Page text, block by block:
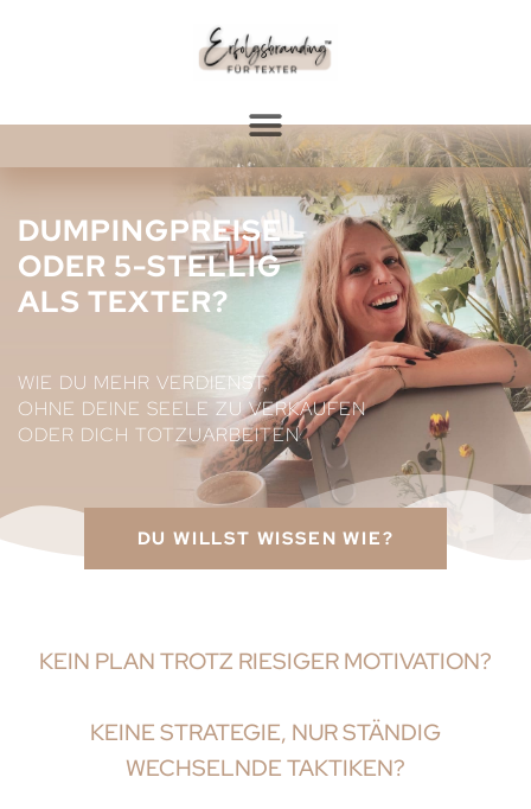
DUMPINGPREISE
ODER 5-STELLIG
ALS TEXTER?
WIE DU MEHR VERDIENST,
OHNE DEINE SEELE ZU VERKAUFEN
ODER DICH TOTZUARBEITEN
DU WILLST WISSEN WIE?
KEIN PLAN TROTZ RIESIGER MOTIVATION?
KEINE STRATEGIE, NUR STÄNDIG
WECHSELNDE TAKTIKEN?